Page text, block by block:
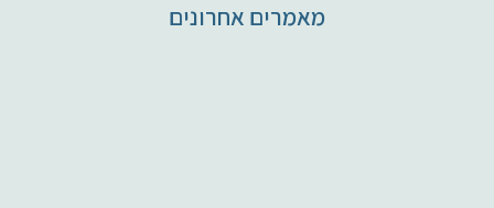
מאמרים אחרונים